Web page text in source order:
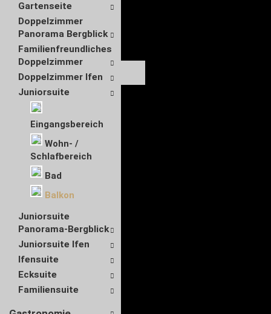
Gartenseite
Doppelzimmer
Panorama Bergblick
Familienfreundliches
Doppelzimmer
Doppelzimmer Ifen
Juniorsuite
Eingangsbereich
Wohn- /
Schlafbereich
Bad
Balkon
Juniorsuite
Panorama-Bergblick
Juniorsuite Ifen
Ifensuite
Ecksuite
Familiensuite